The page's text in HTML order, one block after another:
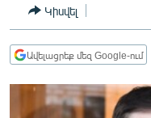
ՏՆՏԵՍՈՒԹՅՈՒՆ
ՂԱՐԱԲԱՂ
ՏԱՐԱԾԱՇՐՋԱՆ
Կիսվել
Ավելացրեք մեզ Google-ում